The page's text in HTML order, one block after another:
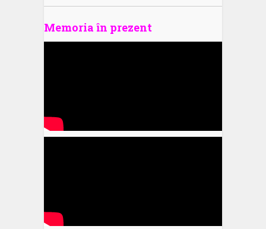
Memoria în prezent